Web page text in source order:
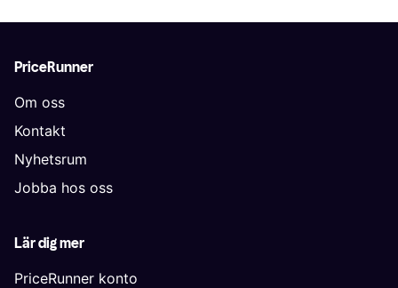
PriceRunner
Om oss
Kontakt
Nyhetsrum
Jobba hos oss
Lär dig mer
PriceRunner konto